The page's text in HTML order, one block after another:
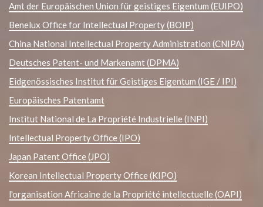
Amt der Europäischen Union für geistiges Eigentum (EUIPO)
Benelux Office for Intellectual Property (BOIP)
China National Intellectual Property Administration (CNIPA)
Deutsches Patent- und Markenamt (DPMA)
Eidgenössisches Institut für Geistiges Eigentum (IGE / IPI)
Europäisches Patentamt
Institut National de La Propriété Industrielle (INPI)
Intellectual Property Office (IPO)
Japan Patent Office (JPO)
Korean Intellectual Property Office (KIPO)
l'organisation Africaine de la Propriété intellectuelle (OAPI)